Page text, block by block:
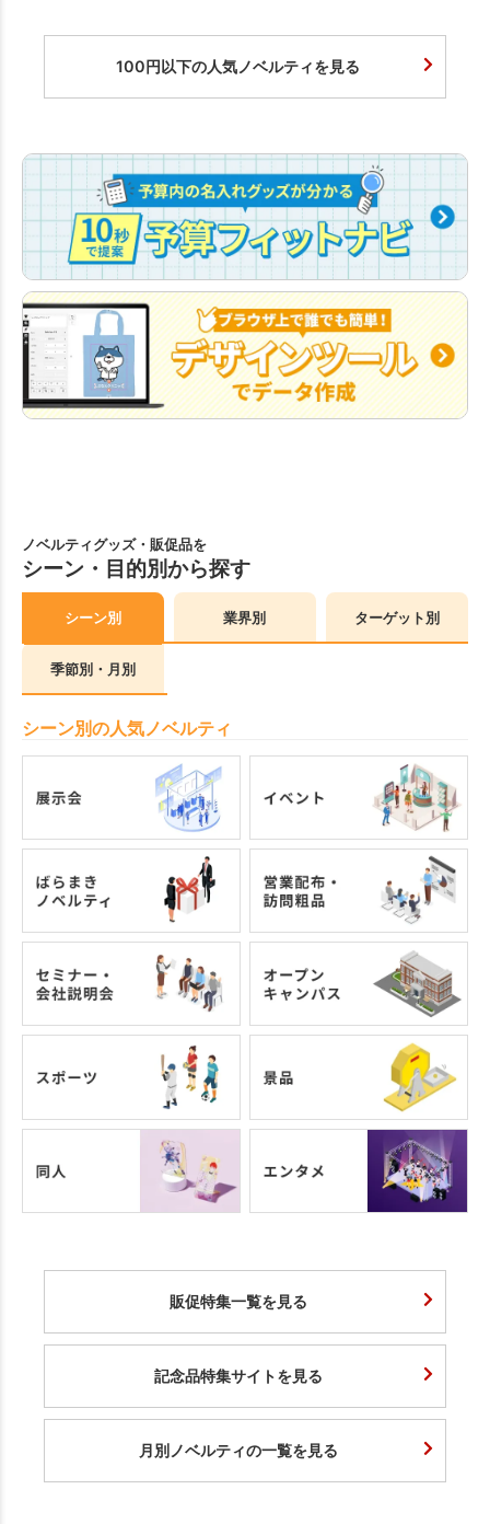
100円以下の人気ノベルティを見る
ノベルティグッズ・販促品を
シーン・目的別から探す
シーン別 業界別 ターゲット別
季節別・月別
シーン別の人気ノベルティ
販促特集一覧を見る
記念品特集サイトを見る
月別ノベルティの一覧を見る